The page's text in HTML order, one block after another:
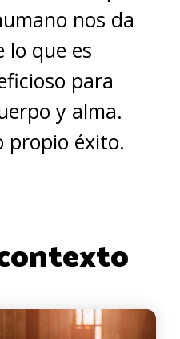
nos da
lo que es
para
y alma.
propio éxito.